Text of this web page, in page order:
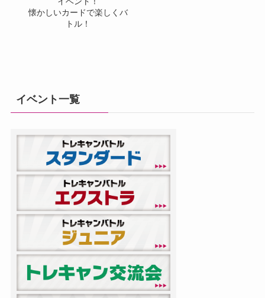
懐かしいカードで楽しくバ
トル！
イベント一覧